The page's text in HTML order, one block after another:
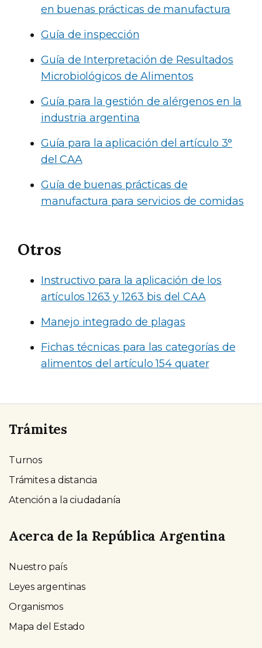
en buenas prácticas de manufactura
Guía de inspección
Guía de Interpretación de Resultados
Microbiológicos de Alimentos
Guía para la gestión de alérgenos en la
industria argentina
Guía para la aplicación del artículo 3°
del CAA
Guía de buenas prácticas de
manufactura para servicios de comidas
Otros
Instructivo para la aplicación de los
artículos 1263 y 1263 bis del CAA
Manejo integrado de plagas
Fichas técnicas para las categorías de
alimentos del artículo 154 quater
Trámites
Turnos
Trámites a distancia
Atención a la ciudadanía
Acerca de la República Argentina
Nuestro país
Leyes argentinas
Organismos
Mapa del Estado